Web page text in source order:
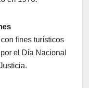
fines turísticos
el Día Nacional